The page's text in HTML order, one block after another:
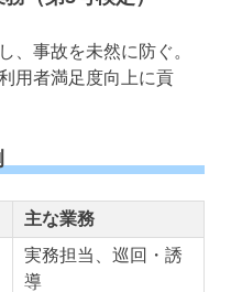
、事故を未然に防ぐ。
用者満足度向上に貢
主な業務
実務担当、巡回・誘
導